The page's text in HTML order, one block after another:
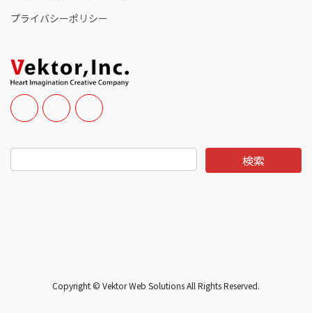
プライバシーポリシー
Copyright © Vektor Web Solutions All Rights Reserved.